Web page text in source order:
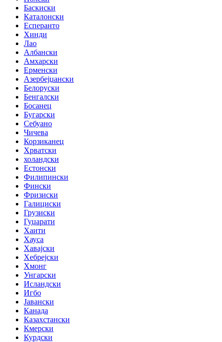
Баскиски
Каталонски
Есперанто
Хинди
Лао
Албански
Амхарски
Ерменски
Азербејџански
Белоруски
Бенгалски
Босанец
Бугарски
Себуано
Чичева
Корзиканец
Хрватски
холандски
Естонски
Филипински
Фински
Фризиски
Галициски
Грузиски
Гуџарати
Хаити
Хауса
Хавајски
Хебрејски
Хмонг
Унгарски
Исландски
Игбо
Јавански
Канада
Казахстански
Кмерски
Курдски